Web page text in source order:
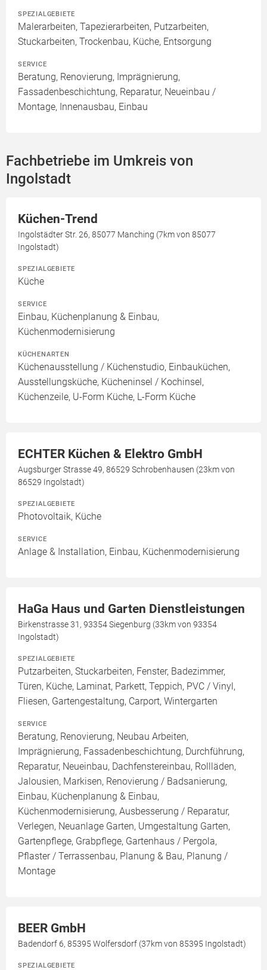
SPEZIALGEBIETE
Malerarbeiten, Tapezierarbeiten, Putzarbeiten,
Stuckarbeiten, Trockenbau, Küche, Entsorgung
SERVICE
Beratung, Renovierung, Imprägnierung,
Fassadenbeschichtung, Reparatur, Neueinbau /
Montage, Innenausbau, Einbau
Fachbetriebe im Umkreis von
Ingolstadt
Küchen-Trend
Ingolstädter Str. 26, 85077 Manching (7km von 85077
Ingolstadt)
SPEZIALGEBIETE
Küche
SERVICE
Einbau, Küchenplanung & Einbau,
Küchenmodernisierung
KÜCHENARTEN
Küchenausstellung / Küchenstudio, Einbauküchen,
Ausstellungsküche, Kücheninsel / Kochinsel,
Küchenzeile, U-Form Küche, L-Form Küche
ECHTER Küchen & Elektro GmbH
Augsburger Strasse 49, 86529 Schrobenhausen (23km von
86529 Ingolstadt)
SPEZIALGEBIETE
Photovoltaik, Küche
SERVICE
Anlage & Installation, Einbau, Küchenmodernisierung
HaGa Haus und Garten Dienstleistungen
Birkenstrasse 31, 93354 Siegenburg (33km von 93354
Ingolstadt)
SPEZIALGEBIETE
Putzarbeiten, Stuckarbeiten, Fenster, Badezimmer,
Türen, Küche, Laminat, Parkett, Teppich, PVC / Vinyl,
Fliesen, Gartengestaltung, Carport, Wintergarten
SERVICE
Beratung, Renovierung, Neubau Arbeiten,
Imprägnierung, Fassadenbeschichtung, Durchführung,
Reparatur, Neueinbau, Dachfenstereinbau, Rollläden,
Jalousien, Markisen, Renovierung / Badsanierung,
Einbau, Küchenplanung & Einbau,
Küchenmodernisierung, Ausbesserung / Reparatur,
Verlegen, Neuanlage Garten, Umgestaltung Garten,
Gartenpflege, Grabpflege, Gartenhaus / Pergola,
Pflaster / Terrassenbau, Planung & Bau, Planung /
Montage
BEER GmbH
Badendorf 6, 85395 Wolfersdorf (37km von 85395 Ingolstadt)
SPEZIALGEBIETE